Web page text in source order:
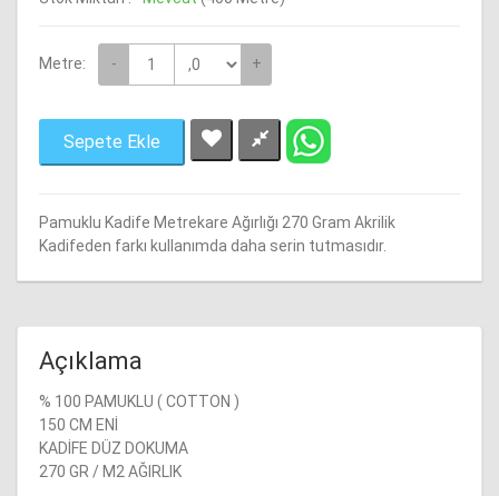
Döşemelik Kumaş
Saten Kumaş
Krep Kumaş
İpeği Ferace Kumaş
Penye Kumaşlar Giyimlik
Şifon Kumaş Multi
Şile Bezi Kumaşı
Suzani Kumaş
Tela - Astar
Metre: - +
Sepete Ekle
Pamuklu Kadife Metrekare Ağırlığı 270 Gram Akrilik
Kadifeden farkı kullanımda daha serin tutmasıdır.
Açıklama
% 100 PAMUKLU ( COTTON )
150 CM ENİ
KADİFE DÜZ DOKUMA
270 GR / M2 AĞIRLIK